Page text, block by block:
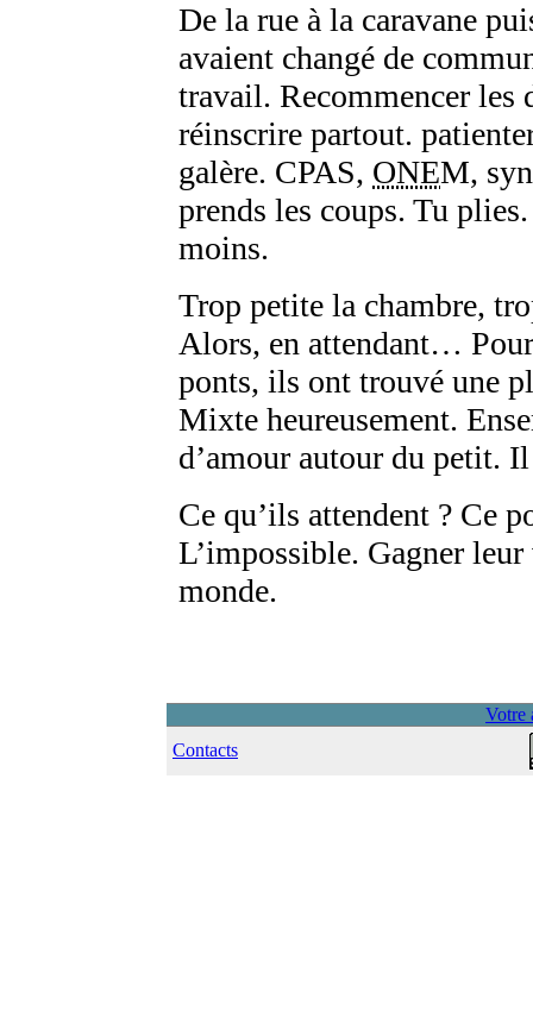
De la rue à la caravane
avaient changé de
travail. Recommencer les
réinscrire partout.
galère. CPAS, ONEM,
prends les coups. Tu
moins.
Trop petite la chambre,
Alors, en attendant…
ponts, ils ont trouvé une
Mixte heureusement.
d’amour autour du petit.
Ce qu’ils attendent ? Ce
L’impossible. Gagner
monde.
Votre
Contacts